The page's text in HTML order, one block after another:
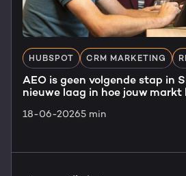
HUBSPOT CRM MARKETING
AEO is geen volgende stap in
nieuwe laag in hoe jouw markt
18-06-20265 min